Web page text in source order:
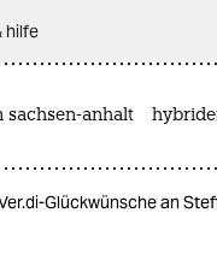
hilfe
sachsen-anhalt
Glückwünsche an